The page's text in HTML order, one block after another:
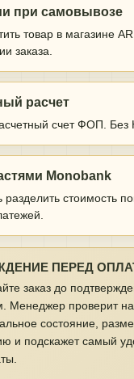
при самовывозе
товар в магазине
заказа.
расчет
счет ФОП. Без
Monobank
разделить стоимость
ПЕРЕД
заказ до
Менеджер проверит
состояние,
и подскажет самый